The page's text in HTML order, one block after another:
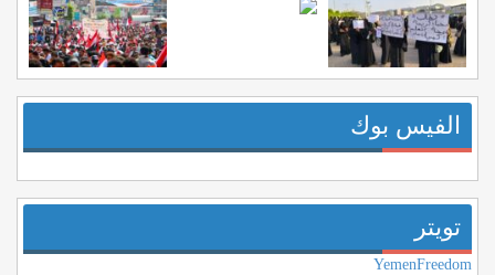
الفيس بوك
تويتر
YemenFreedom